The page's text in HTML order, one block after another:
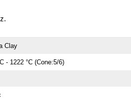
Clay
- 1222 °C (Cone:5/6)